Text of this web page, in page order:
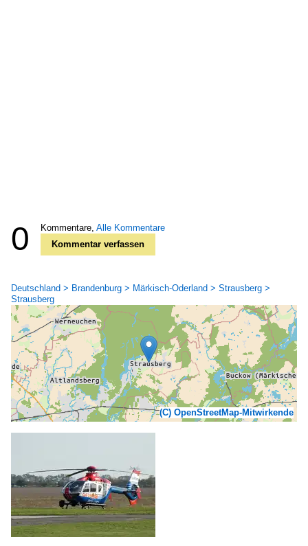
0 Kommentare, Alle Kommentare
Kommentar verfassen
Deutschland > Brandenburg > Märkisch-Oderland > Strausberg >
Strausberg
(C) OpenStreetMap-Mitwirkende